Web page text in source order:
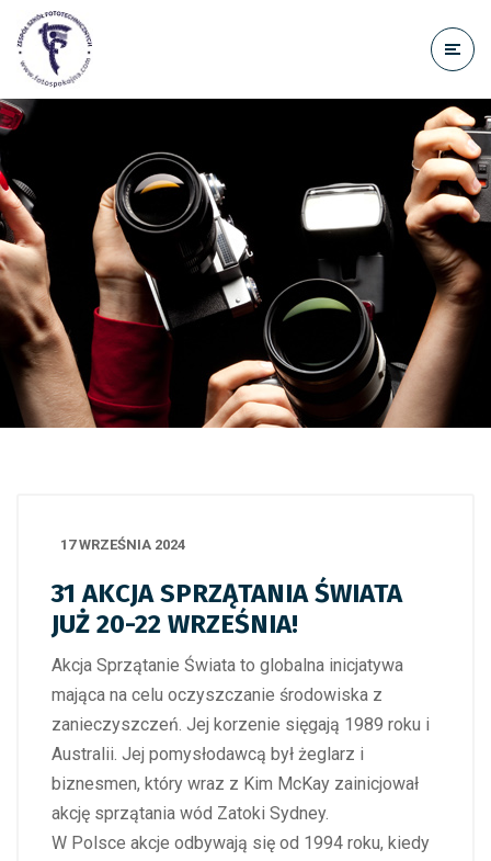
treści
17 WRZEŚNIA 2024
31 AKCJA SPRZĄTANIA ŚWIATA
JUŻ 20-22 WRZEŚNIA!
Akcja Sprzątanie Świata to globalna inicjatywa
mająca na celu oczyszczanie środowiska z
zanieczyszczeń. Jej korzenie sięgają 1989 roku i
Australii. Jej pomysłodawcą był żeglarz i
biznesmen, który wraz z Kim McKay zainicjował
akcję sprzątania wód Zatoki Sydney.
W Polsce akcje odbywają się od 1994 roku, kiedy